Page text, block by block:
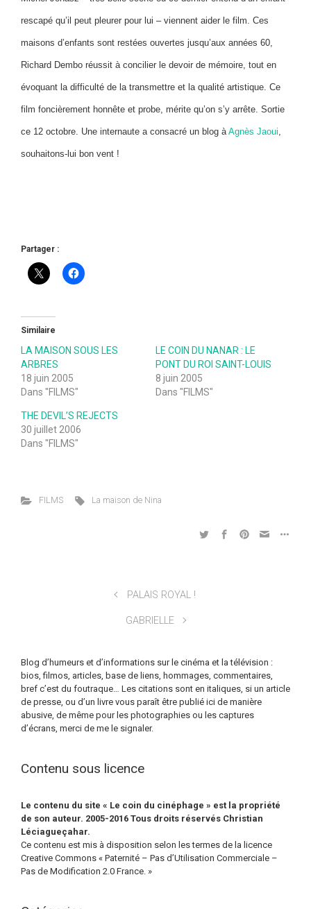
rescapé qu’il peut pleurer pour lui – viennent aider le film. Ces
maisons d’enfants sont restées ouvertes jusqu’aux années 60,
Richard Dembo réussit à concilier le devoir de mémoire, tout en
évoquant la difficulté de la transmettre et la qualité artistique. Ce
film foncièrement honnête et probe, mérite qu’on s’y arrête. Sortie
ce 12 octobre. Une internaute a consacré un blog àAgnès Jaoui,
souhaitons-lui bon vent !
Partager :
Similaire
LA MAISON SOUS LES
ARBRES
18 juin 2005
Dans "FILMS"
LE COIN DU NANAR : LE
PONT DU ROI SAINT-LOUIS
8 juin 2005
Dans "FILMS"
THE DEVIL’S REJECTS
30 juillet 2006
Dans "FILMS"
FILMS La maison de Nina
PALAIS ROYAL !
GABRIELLE
Blog d’humeurs et d’informations sur le cinéma et la télévision :
bios, filmos, articles, base de liens, hommages, commentaires,
bref c’est du foutraque… Les citations sont en italiques, si un article
de presse, ou d’un livre vous paraît être publié ici de manière
abusive, de même pour les photographies ou les captures
d’écrans, merci de me le signaler.
Contenu sous licence
Le contenu du site « Le coin du cinéphage » est la propriété
de son auteur. 2005-2016 Tous droits réservés Christian
Léciagueçahar.
Ce contenu est mis à disposition selon les termes de la licence
Creative Commons « Paternité – Pas d’Utilisation Commerciale –
Pas de Modification 2.0 France. »